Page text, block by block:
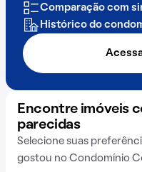
Comparação com
Histórico do
Encontre imóveis
parecidas
Selecione suas
gostou no Condomínio